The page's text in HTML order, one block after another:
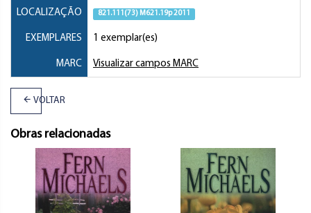
LOCALIZAÇÃO 821.111(73) M621.19p 2011
EXEMPLARES 1 exemplar(es)
MARC Visualizar campos MARC
VOLTAR
Obras relacionadas